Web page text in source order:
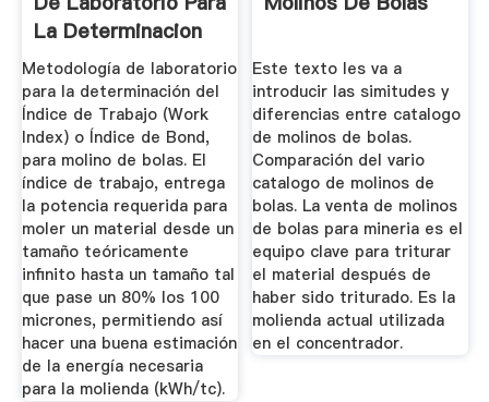
La Determinacion
Del ...
Metodología de laboratorio
para la determinación del
Índice de Trabajo (Work
Index) o Índice de Bond,
para molino de bolas. El
índice de trabajo, entrega
la potencia requerida para
moler un material desde un
tamaño teóricamente
infinito hasta un tamaño tal
que pase un 80% los 100
micrones, permitiendo así
hacer una buena estimación
de la energía necesaria
para la molienda (kWh/tc).
Este texto les va a
introducir las simitudes y
diferencias entre catalogo
de molinos de bolas.
Comparación del vario
catalogo de molinos de
bolas. La venta de molinos
de bolas para mineria es el
equipo clave para triturar
el material después de
haber sido triturado. Es la
molienda actual utilizada
en el concentrador.